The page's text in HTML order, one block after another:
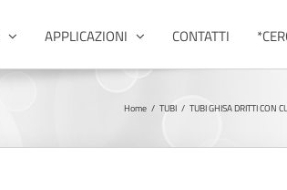
APPLICAZIONI CONTATTI
Home / TUBI / TUBI GHISA DRITTI CON